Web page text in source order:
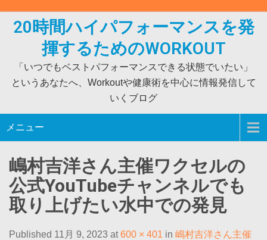
20時間ハイパフォーマンスを発
揮するためのWORKOUT
「いつでもベストパフォーマンスできる状態でいたい」
というあなたへ、Workoutや健康術を中心に情報発信して
いくブログ
メニュー
嶋村吉洋さん主催ワクセルの
公式YouTubeチャンネルでも
取り上げたい水中での発見
Published 11月 9, 2023 at600 × 401 in 嶋村吉洋さん主催